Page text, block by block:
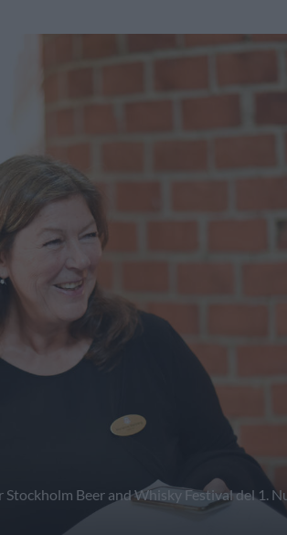
Beer and Whisky Festival del 1.